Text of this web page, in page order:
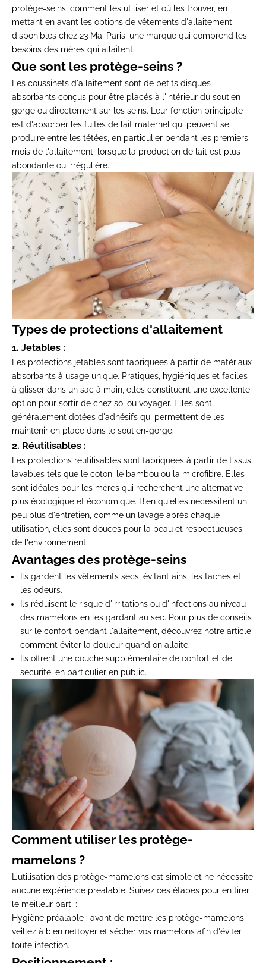
protège-seins, comment les utiliser et où les trouver, en
mettant en avant les options de vêtements d'allaitement
disponibles chez 23 Mai Paris, une marque qui comprend les
besoins des mères qui allaitent.
Que sont les protège-seins ?
Les coussinets d'allaitement sont de petits disques
absorbants conçus pour être placés à l'intérieur du soutien-
gorge ou directement sur les seins. Leur fonction principale
est d'absorber les fuites de lait maternel qui peuvent se
produire entre les tétées, en particulier pendant les premiers
mois de l'allaitement, lorsque la production de lait est plus
abondante ou irrégulière.
Types de protections d'allaitement
1. Jetables :
Les protections jetables sont fabriquées à partir de matériaux
absorbants à usage unique. Pratiques, hygiéniques et faciles
à glisser dans un sac à main, elles constituent une excellente
option pour sortir de chez soi ou voyager. Elles sont
généralement dotées d'adhésifs qui permettent de les
maintenir en place dans le soutien-gorge.
2. Réutilisables :
Les protections réutilisables sont fabriquées à partir de tissus
lavables tels que le coton, le bambou ou la microfibre. Elles
sont idéales pour les mères qui recherchent une alternative
plus écologique et économique. Bien qu'elles nécessitent un
peu plus d'entretien, comme un lavage après chaque
utilisation, elles sont douces pour la peau et respectueuses
de l'environnement.
Avantages des protège-seins
Ils gardent les vêtements secs, évitant ainsi les taches et
les odeurs.
Ils réduisent le risque d'irritations ou d'infections au niveau
des mamelons en les gardant au sec. Pour plus de conseils
sur le confort pendant l'allaitement, découvrez notre article
comment éviter la douleur quand on allaite.
Ils offrent une couche supplémentaire de confort et de
sécurité, en particulier en public.
Comment utiliser les protège-
mamelons ?
L'utilisation des protège-mamelons est simple et ne nécessite
aucune expérience préalable. Suivez ces étapes pour en tirer
le meilleur parti :
Hygiène préalable : avant de mettre les protège-mamelons,
veillez à bien nettoyer et sécher vos mamelons afin d'éviter
toute infection.